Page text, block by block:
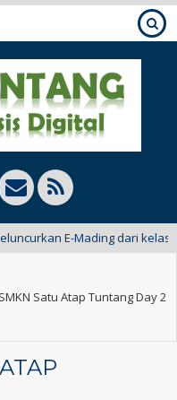
E-Mading dari kelas XII
Satu Atap Tuntang Day 2